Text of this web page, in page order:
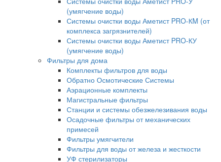
(умягчение воды)
Системы очистки воды Аметист PRO-КM (от
комплекса загрязнителей)
Системы очистки воды Аметист PRO-КУ
(умягчение воды)
Фильтры для дома
Комплекты фильтров для воды
Обратно Осмотические Системы
Аэрационные комплекты
Магистральные фильтры
Станции и системы обезжелезивания воды
Осадочные фильтры от механических
примесей
Фильтры умягчители
Фильтры для воды от железа и жесткости
УФ стерилизаторы